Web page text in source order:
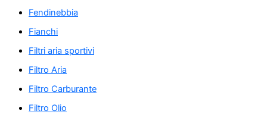
Fendinebbia
Fianchi
Filtri aria sportivi
Filtro Aria
Filtro Carburante
Filtro Olio